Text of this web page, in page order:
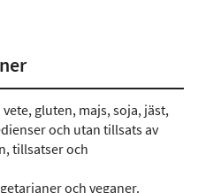
gluten, majs, soja, jäst,
och utan tillsats av
tillsatser och
och veganer.